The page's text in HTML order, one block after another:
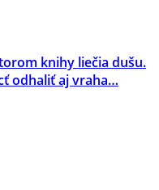
knihy liečia dušu.
odhaliť aj vraha…